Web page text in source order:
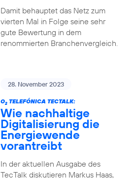
Damit behauptet das Netz zum
vierten Mal in Folge seine sehr
gute Bewertung in dem
renommierten Branchenvergleich.
28. November 2023
O2TELEFÓNICA TECTALK:
Wie nachhaltige
Digitalisierung die
Energiewende
vorantreibt
In der aktuellen Ausgabe des
TecTalk diskutieren Markus Haas,